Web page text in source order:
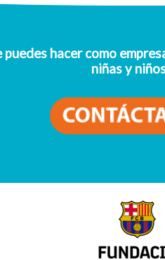
puedes hacer como
niñas y